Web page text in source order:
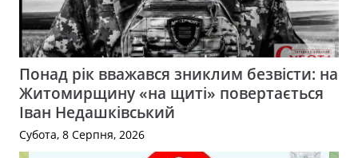
Понад рік вважався зниклим безвісти: на
Житомирщину «на щиті» повертається
Іван Недашківський
Субота, 8 Серпня, 2026